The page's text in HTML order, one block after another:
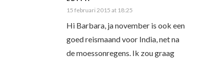
15 februari 2015 at 18:25
Hi Barbara, ja november is ook een
goed reismaand voor India, net na
de moessonregens. Ik zou graag